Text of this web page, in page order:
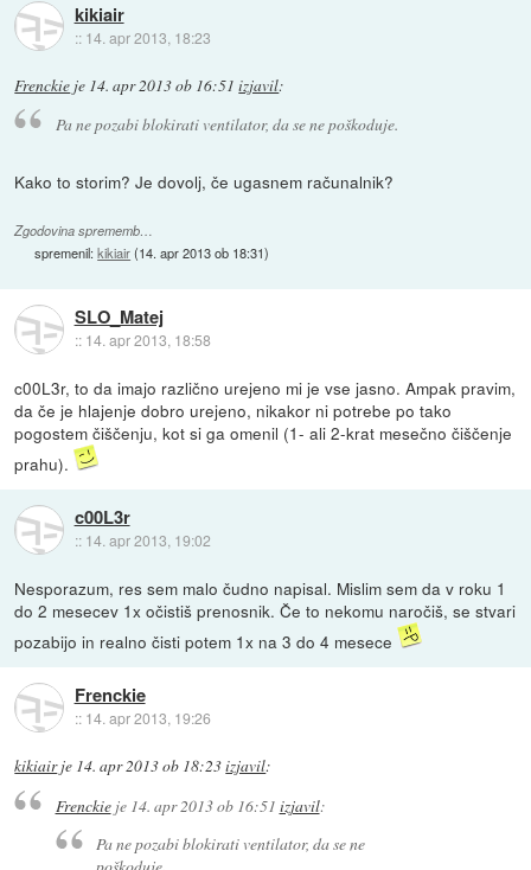
kikiair
:: 14. apr 2013, 18:23
Frenckie je 14. apr 2013 ob 16:51 izjavil:
Pa ne pozabi blokirati ventilator, da se ne poškoduje.
Kako to storim? Je dovolj, če ugasnem računalnik?
Zgodovina sprememb…
spremenil:kikiair(14. apr 2013 ob 18:31)
SLO_Matej
:: 14. apr 2013, 18:58
c00L3r, to da imajo različno urejeno mi je vse jasno. Ampak pravim,
da če je hlajenje dobro urejeno, nikakor ni potrebe po tako
pogostem čiščenju, kot si ga omenil (1- ali 2-krat mesečno čiščenje
prahu).
c00L3r
:: 14. apr 2013, 19:02
Nesporazum, res sem malo čudno napisal. Mislim sem da v roku 1
do 2 mesecev 1x očistiš prenosnik. Če to nekomu naročiš, se stvari
pozabijo in realno čisti potem 1x na 3 do 4 mesece
Frenckie
:: 14. apr 2013, 19:26
kikiairje 14. apr 2013 ob 18:23izjavil:
Frenckieje 14. apr 2013 ob 16:51 izjavil:
Pa ne pozabi blokirati ventilator, da se ne